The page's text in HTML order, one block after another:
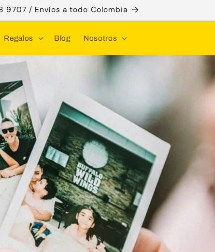
9707 / Envíos a todo Colombia
Regalos Blog Nosotros